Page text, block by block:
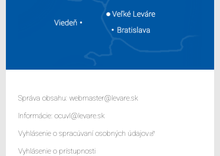
Správa obsahu: webmaster@levare.sk
Informácie: ocuvl@levare.sk
Vyhlásenie o spracúvaní osobných údajov
Vyhlásenie o prístupnosti